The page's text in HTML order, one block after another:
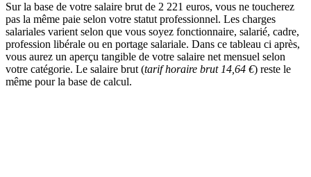
Sur la base de votre salaire brut de 2 221 euros, vous ne toucherez
pas la même paie selon votre statut professionnel. Les charges
salariales varient selon que vous soyez fonctionnaire, salarié, cadre,
profession libérale ou en portage salariale. Dans ce tableau ci après,
vous aurez un aperçu tangible de votre salaire net mensuel selon
votre catégorie. Le salaire brut (tarif horaire brut 14,64 €) reste le
même pour la base de calcul.